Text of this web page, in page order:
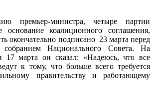
премьер-министра, четыре партии
основание коалиционного соглашения,
окончательно подписано 23 марта перед
собранием Национального Совета. На
17 марта он сказал: «Надеюсь, что все
к тому, что больше всего требуется
правительству и работающему